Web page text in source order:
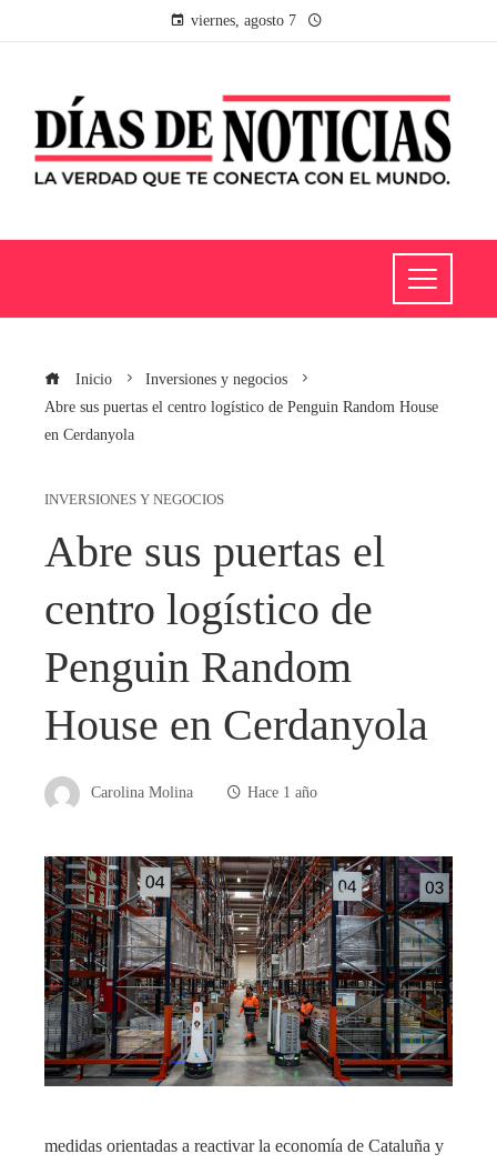
viernes, agosto 7
Inicio
Inversiones y negocios
Abre sus puertas el centro logístico de Penguin Random House
en Cerdanyola
INVERSIONES Y NEGOCIOS
Abre sus puertas el
centro logístico de
Penguin Random
House en Cerdanyola
Carolina Molina Hace 1 año
medidas orientadas a reactivar la economía de Cataluña y